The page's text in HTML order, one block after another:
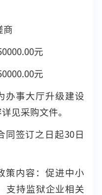
商
元
元
办事大厅升级建设
见采购文件。
同签订之日起30日
策内容：促进中小
支持监狱企业相关